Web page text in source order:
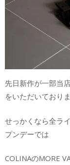
先日新作が一部当
をいただいており
せっかくなら全ラ
プンデーでは
COLINAのMORE